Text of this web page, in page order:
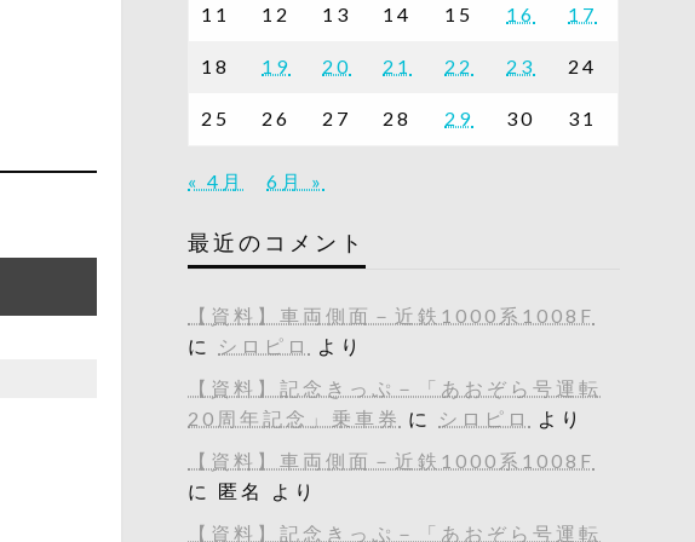
11 12 13 14 15 16 17
18 19 20 21 22 23 24
25 26 27 28 29 30 31
« 4月 6月 »
最近のコメント
【資料】車両側面－近鉄1000系1008F
に シロピロ
より
【資料】記念きっぷ－「あおぞら号運転
20周年記念」乗車券 に シロピロ
より
【資料】車両側面－近鉄1000系1008F
に 匿名
より
【資料】記念きっぷ－「あおぞら号運転